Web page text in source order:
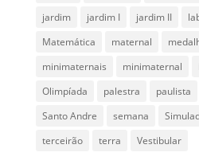
jardim
jardim I jardim II
Matemática
maternal
minimaternais
minimaternal
Olimpíada
palestra paulista
Santo Andre
semana
terceirão
terra Vestibular